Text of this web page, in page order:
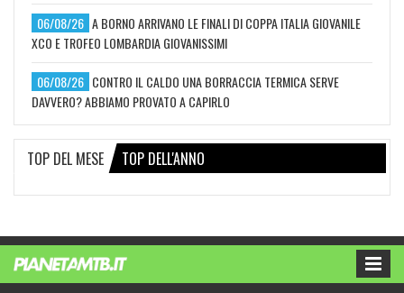
06/08/26 A BORNO ARRIVANO LE FINALI DI COPPA ITALIA GIOVANILE
XCO E TROFEO LOMBARDIA GIOVANISSIMI
06/08/26 CONTRO IL CALDO UNA BORRACCIA TERMICA SERVE
DAVVERO? ABBIAMO PROVATO A CAPIRLO
TOP DEL MESE TOP DELL'ANNO